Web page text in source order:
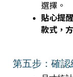
選擇。
貼心提
款式，
第五步：確